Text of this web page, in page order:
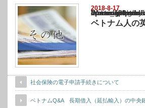
2018-8-17
Warning
: Undefined array key
/home/netst/kuno-cpa.co.jp/
on line183
ベトナム人の
社会保険の電子申請手続きについて
ベトナムQ&A 長期借入（延払輸入）の中央